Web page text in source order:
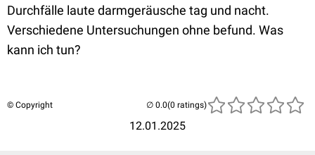
Durchfälle laute darmgeräusche tag und nacht.
Verschiedene Untersuchungen ohne befund. Was
kann ich tun?
© Copyright
12.01.2025
(0 ratings)